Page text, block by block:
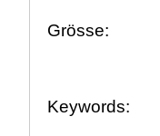
Grösse:
Keywords: